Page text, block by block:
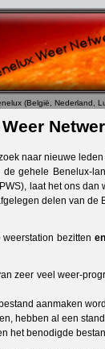
(België, Nederland,
naar nieuwe
gehele Benelux-
laat het ons
delen van de
bezitten en
zeer veel weer-
aanmaken
hebben al een
het benodigde